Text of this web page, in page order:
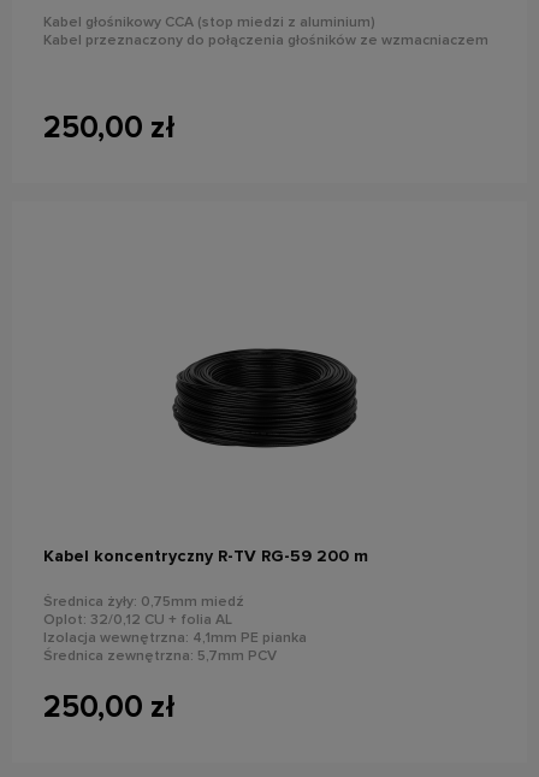
Kabel głośnikowy CCA (stop miedzi z aluminium)
Kabel przeznaczony do połączenia głośników ze wzmacniaczem
250,00 zł
Kabel koncentryczny R-TV RG-59 200 m
Średnica żyły: 0,75mm miedź
Oplot: 32/0,12 CU + folia AL
Izolacja wewnętrzna: 4,1mm PE pianka
Średnica zewnętrzna: 5,7mm PCV
250,00 zł